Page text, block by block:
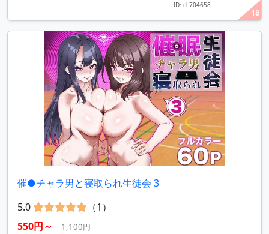
18
ID: d_704658
催●チャラ男と寝取られ生徒会 3
5.0
（1）
550円～
1,100円